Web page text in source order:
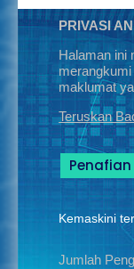
PRIVASI
Halaman ini
maklumat
Teruskan
Penafian
Kemaskini
Jumlah